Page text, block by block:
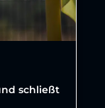
schließt